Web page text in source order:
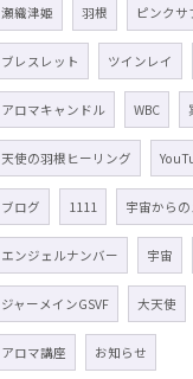
瀬織津姫 羽根 ピンクサ
ブレスレット ツインレイ
アロマキャンドル WBC
天使の羽根ヒーリング
ブログ 1111 宇宙から
エンジェルナンバー 宇宙
ジャーメインGSVF 大天使
アロマ講座 お知らせ